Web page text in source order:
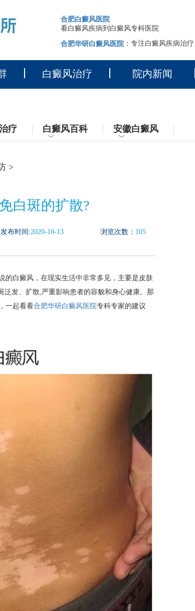
合肥白癜风医院
看白癜风疾病到白癜风专科医院
合肥华研白癜风医院 ：专注白癜风疾病治
白癜风治疗 院内新闻
疗 白癜风百科
﹀
安徽白癜风
﹀
>
白斑的扩散?
发布时间:2020-10-13 浏览次数： 105
白癜风，在现实生活中非常多见，主要是皮肤
发、扩散,严重影响患者的容貌和身心健康。那
一起看看合肥华研白癜风医院专科专家的建议